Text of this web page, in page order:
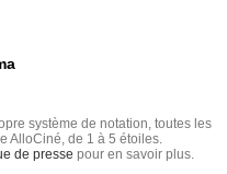
système de notation, toutes les
AlloCiné, de 1 à 5 étoiles.
de presse pour en savoir plus.